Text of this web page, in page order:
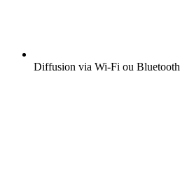
Diffusion via Wi-Fi ou Bluetooth